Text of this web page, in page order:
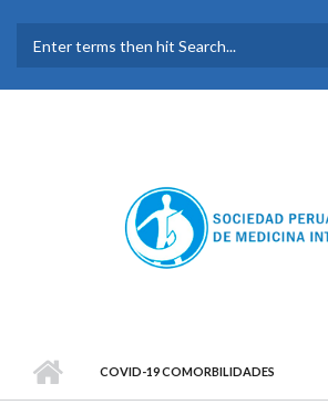
FORMULARIO DE
BÚSQUEDA
COVID-19 COMORBILIDADES